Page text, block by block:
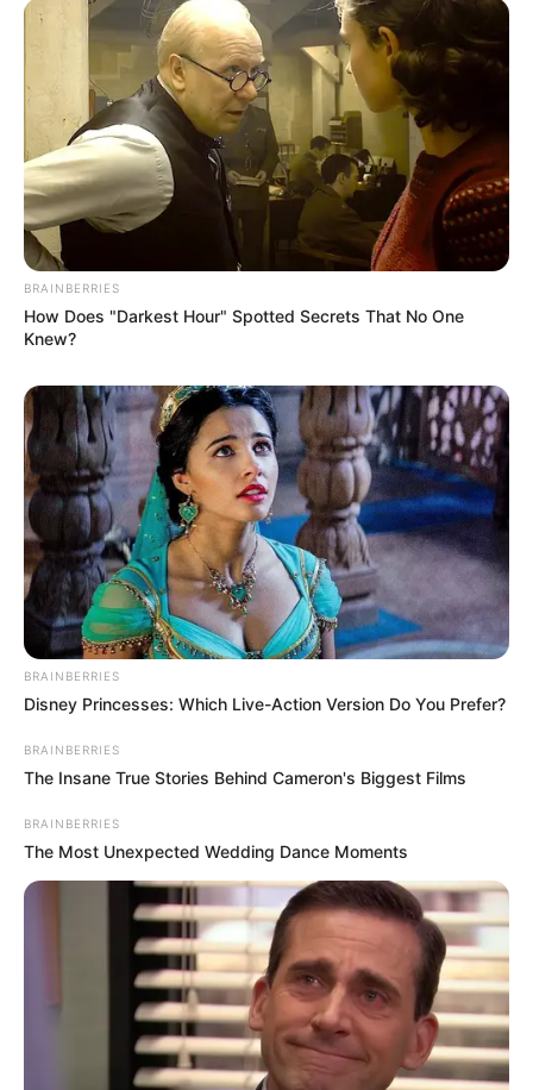
BRAINBERRIES
How Does "Darkest Hour" Spotted Secrets That No One
Knew?
BRAINBERRIES
Disney Princesses: Which Live-Action Version Do You Prefer?
BRAINBERRIES
The Insane True Stories Behind Cameron's Biggest Films
BRAINBERRIES
The Most Unexpected Wedding Dance Moments